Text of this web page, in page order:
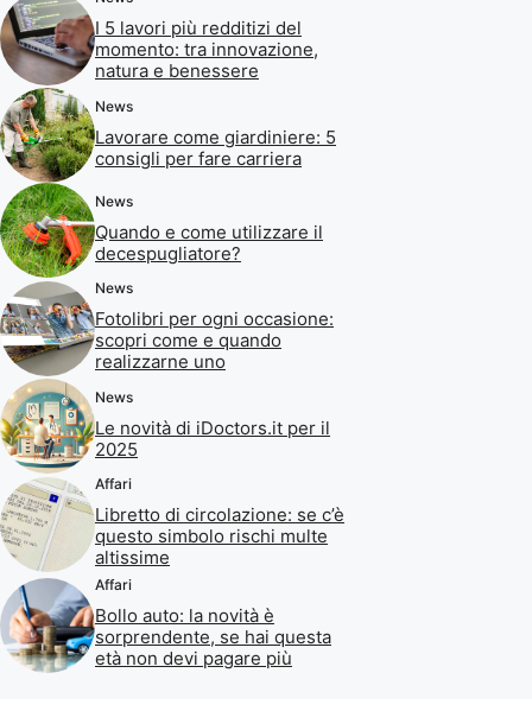
I 5 lavori più redditizi del
momento: tra innovazione,
natura e benessere
News
Lavorare come giardiniere: 5
consigli per fare carriera
News
Quando e come utilizzare il
decespugliatore?
News
Fotolibri per ogni occasione:
scopri come e quando
realizzarne uno
News
Le novità di iDoctors.it per il
2025
Affari
Libretto di circolazione: se c’è
questo simbolo rischi multe
altissime
Affari
Bollo auto: la novità è
sorprendente, se hai questa
età non devi pagare più